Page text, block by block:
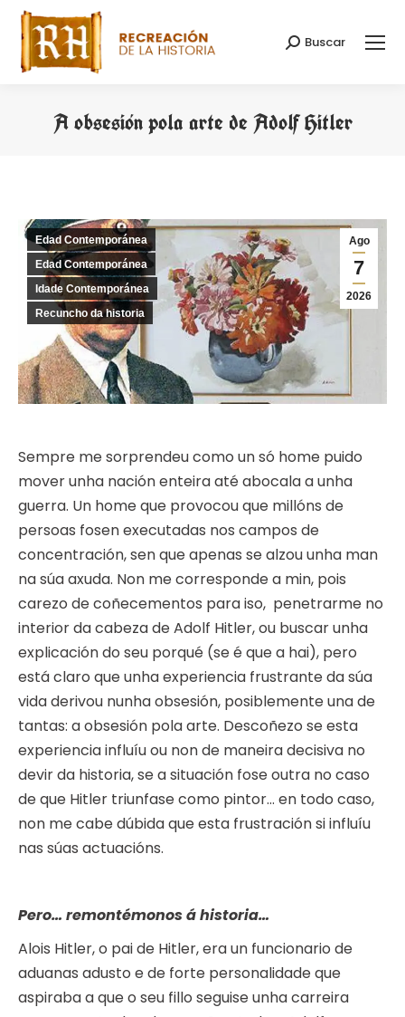
Search:
Buscar
A obsesión pola arte de Adolf Hitler
Ago
7
2026
Edad Contemporánea
Edad Contemporánea
Idade Contemporánea
Recuncho da historia
Sempre me sorprendeu como un só home puido
mover unha nación enteira até abocala a unha
guerra. Un home que provocou que millóns de
persoas fosen executadas nos campos de
concentración, sen que apenas se alzou unha man
na súa axuda. Non me corresponde a min, pois
carezo de coñecementos para iso, penetrarme no
interior da cabeza de Adolf Hitler, ou buscar unha
explicación do seu porqué (se é que a hai), pero
está claro que unha experiencia frustrante da súa
vida derivou nunha obsesión, posiblemente una de
tantas: a obsesión pola arte. Descoñezo se esta
experiencia influíu ou non de maneira decisiva no
devir da historia, se a situación fose outra no caso
de que Hitler triunfase como pintor… en todo caso,
non me cabe dúbida que esta frustración si influíu
nas súas actuacións.
Pero… remontémonos á historia…
Alois Hitler, o pai de Hitler, era un funcionario de
aduanas adusto e de forte personalidade que
aspiraba a que o seu fillo seguise unha carreira